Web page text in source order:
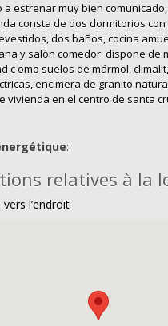
a estrenar muy bien
consta de dos dormitorios
dos baños, cocina
y salón comedor. dispone de
c omo suelos de mármol,
encimera de granito
vivienda en el centro de santa
:
relatives à la
l’endroit